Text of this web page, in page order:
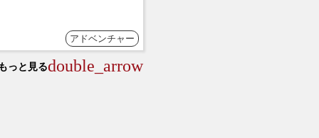
アドベンチャー
っと見るdouble_arrow